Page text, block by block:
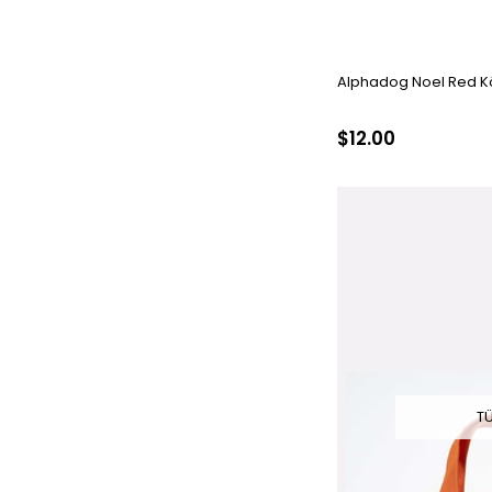
Alphadog Noel Red
$12.00